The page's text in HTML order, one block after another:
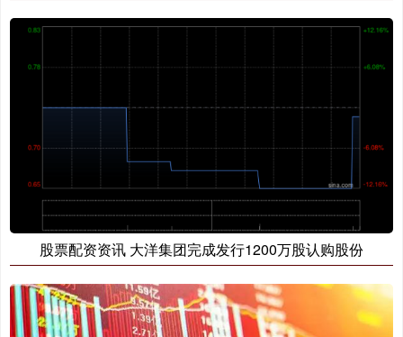
股票配资资讯 大洋集团完成发行1200万股认购股份